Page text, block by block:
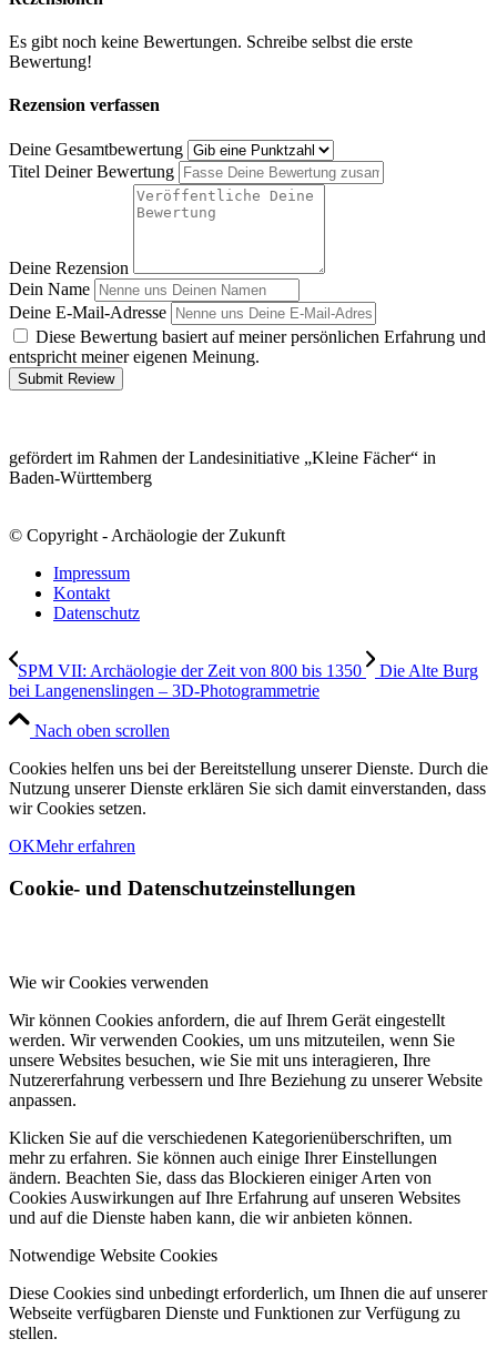
Es gibt noch keine Bewertungen. Schreibe selbst die erste
Bewertung!
Rezension verfassen
Deine Gesamtbewertung
Titel Deiner Bewertung
Deine Rezension
Dein Name
Deine E-Mail-Adresse
Diese Bewertung basiert auf meiner persönlichen Erfahrung und
entspricht meiner eigenen Meinung.
Submit Review
gefördert im Rahmen der Landesinitiative „Kleine Fächer“ in
Baden-Württemberg
© Copyright - Archäologie der Zukunft
Impressum
Kontakt
Datenschutz
SPM VII: Archäologie der Zeit von 800 bis 1350
Die Alte Burg
bei Langenenslingen – 3D-Photogrammetrie
Nach oben scrollen
Cookies helfen uns bei der Bereitstellung unserer Dienste. Durch die
Nutzung unserer Dienste erklären Sie sich damit einverstanden, dass
wir Cookies setzen.
OKMehr erfahren
Cookie- und Datenschutzeinstellungen
Wie wir Cookies verwenden
Wir können Cookies anfordern, die auf Ihrem Gerät eingestellt
werden. Wir verwenden Cookies, um uns mitzuteilen, wenn Sie
unsere Websites besuchen, wie Sie mit uns interagieren, Ihre
Nutzererfahrung verbessern und Ihre Beziehung zu unserer Website
anpassen.
Klicken Sie auf die verschiedenen Kategorienüberschriften, um
mehr zu erfahren. Sie können auch einige Ihrer Einstellungen
ändern. Beachten Sie, dass das Blockieren einiger Arten von
Cookies Auswirkungen auf Ihre Erfahrung auf unseren Websites
und auf die Dienste haben kann, die wir anbieten können.
Notwendige Website Cookies
Diese Cookies sind unbedingt erforderlich, um Ihnen die auf unserer
Webseite verfügbaren Dienste und Funktionen zur Verfügung zu
stellen.